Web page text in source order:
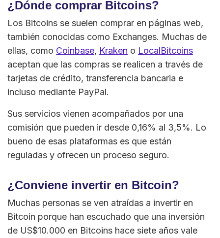
¿Dónde comprar Bitcoins?
Los Bitcoins se suelen comprar en páginas web,
también conocidas como Exchanges. Muchas de
ellas, como Coinbase, Kraken o LocalBitcoins
aceptan que las compras se realicen a través de
tarjetas de crédito, transferencia bancaria e
incluso mediante PayPal.
Sus servicios vienen acompañados por una
comisión que pueden ir desde 0,16% al 3,5%. Lo
bueno de esas plataformas es que están
reguladas y ofrecen un proceso seguro.
¿Conviene invertir en Bitcoin?
Muchas personas se ven atraídas a invertir en
Bitcoin porque han escuchado que una inversión
de US$10.000 en Bitcoins hace siete años vale